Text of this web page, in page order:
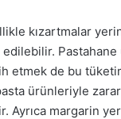
kızartmalar
etmek de bu
ürünleriyle
Ayrıca margarin